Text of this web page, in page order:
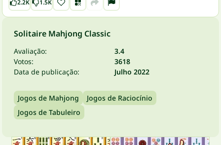
2.2K 1.5K
Solitaire Mahjong Classic
Avaliação:
3.4
Votos:
3618
Data de publicação:
Julho 2022
Jogos de Mahjong
Jogos de Raciocínio
Jogos de Tabuleiro